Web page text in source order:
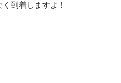
到着しますよ！